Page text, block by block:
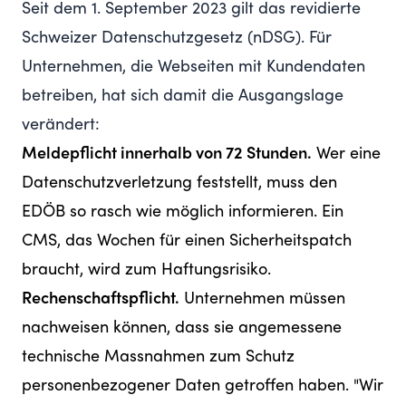
Seit dem 1. September 2023 gilt das revidierte
Schweizer Datenschutzgesetz (nDSG). Für
Unternehmen, die Webseiten mit Kundendaten
betreiben, hat sich damit die Ausgangslage
verändert:
Meldepflicht innerhalb von 72 Stunden. Wer eine
Datenschutzverletzung feststellt, muss den
EDÖB so rasch wie möglich informieren. Ein
CMS, das Wochen für einen Sicherheitspatch
braucht, wird zum Haftungsrisiko.
Rechenschaftspflicht. Unternehmen müssen
nachweisen können, dass sie angemessene
technische Massnahmen zum Schutz
personenbezogener Daten getroffen haben. "Wir